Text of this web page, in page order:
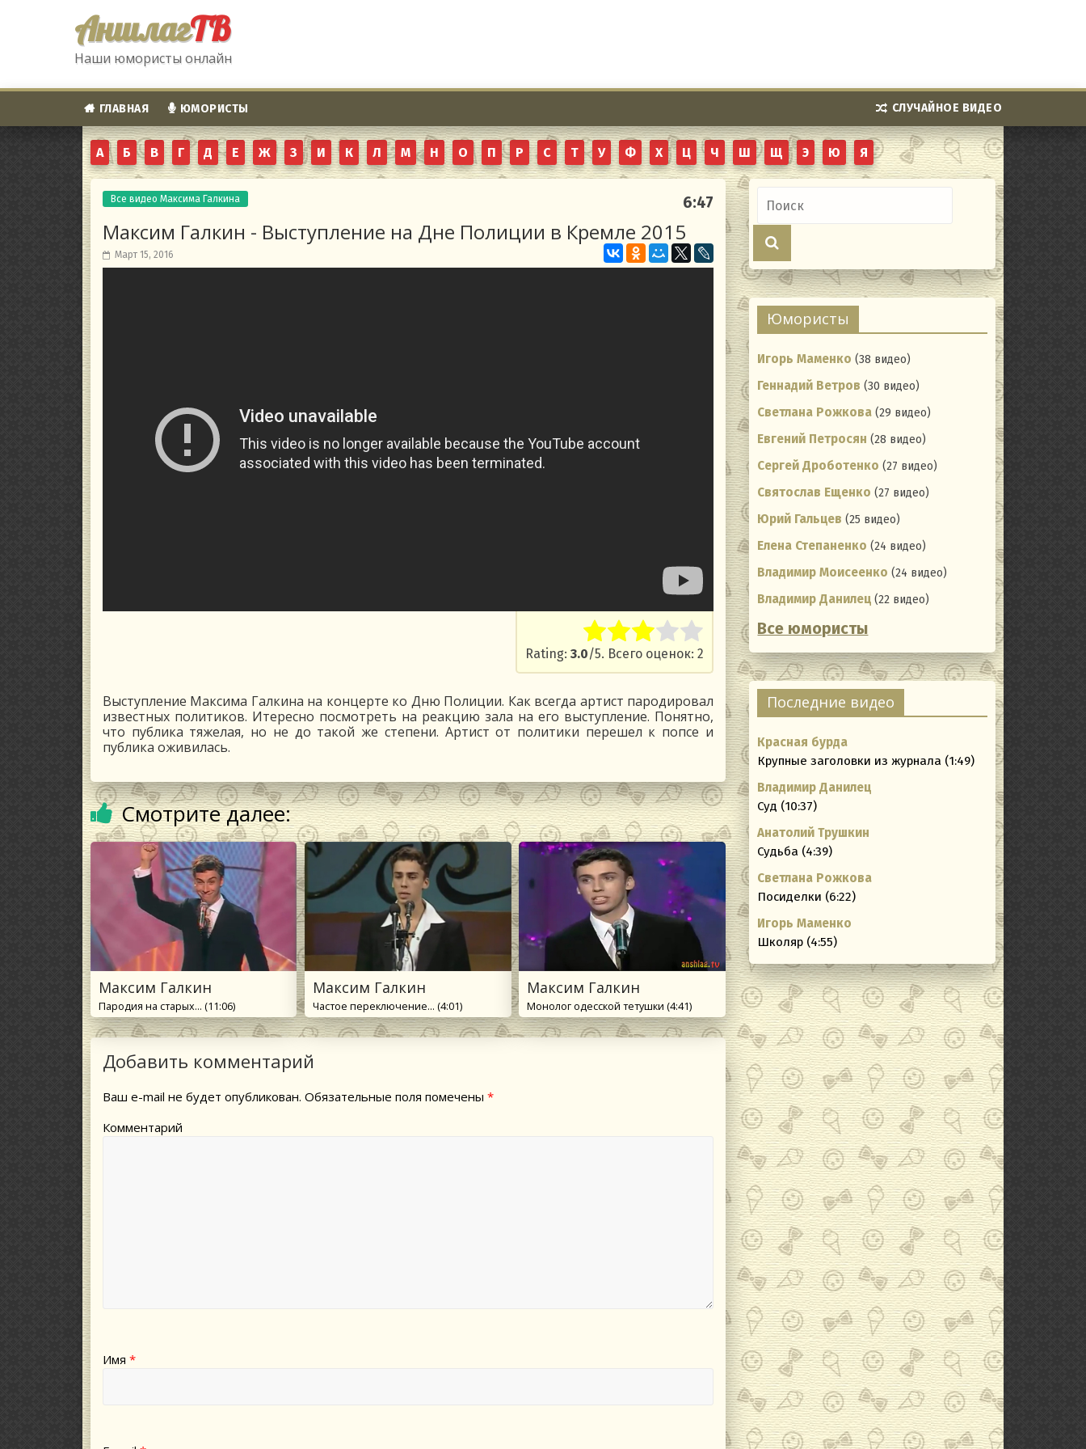
АншлагТВ
Наши юмористы онлайн
ГЛАВНАЯ ЮМОРИСТЫ СЛУЧАЙНОЕ ВИДЕО
А Б В Г Д Е Ж З И К Л М Н О П Р С Т У Ф Х Ц Ч Ш Щ Э Ю Я
Все видео Максима Галкина 6:47
Максим Галкин - Выступление на Дне Полиции в Кремле 2015
Март 15, 2016
Rate this item:
Submit Rating
Rating: 3.0/5. Всего оценок: 2
Выступление Максима Галкина на концерте ко Дню Полиции. Как всегда артист пародировал
известных политиков. Итересно посмотреть на реакцию зала на его выступление. Понятно,
что публика тяжелая, но не до такой же степени. Артист от политики перешел к попсе и
публика оживилась.
Смотрите далее:
Максим Галкин
Пародия на старых... (11:06)
Максим Галкин
Частое переключение... (4:01)
Максим Галкин
Монолог одесской тетушки (4:41)
Добавить комментарий
Ваш e-mail не будет опубликован. Обязательные поля помечены *
Комментарий
Имя *
Юмористы
Игорь Маменко (38 видео)
Геннадий Ветров (30 видео)
Светлана Рожкова (29 видео)
Евгений Петросян (28 видео)
Сергей Дроботенко (27 видео)
Святослав Ещенко (27 видео)
Юрий Гальцев (25 видео)
Елена Степаненко (24 видео)
Владимир Моисеенко (24 видео)
Владимир Данилец (22 видео)
Все юмористы
Последние видео
Красная бурда
Крупные заголовки из журнала (1:49)
Владимир Данилец
Суд (10:37)
Анатолий Трушкин
Судьба (4:39)
Светлана Рожкова
Посиделки (6:22)
Игорь Маменко
Школяр (4:55)